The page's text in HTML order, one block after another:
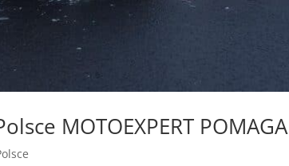
MOTOEXPERT POMAGA